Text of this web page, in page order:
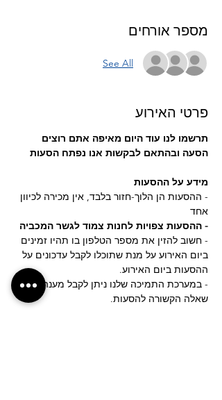
מספר אורחים
See All
פרטי האירוע
תרשמו לנו עוד היום מאיפה אתם רוצים
הסעה ובהתאם לבקשות אנו נפתח הסעות
מידע על ההסעות
- ההסעות הן הלוך-חזור בלבד, אין מכירה לכיוון
אחד
- ההסעות צפויות לחנות צמוד לגשר המכביה
- חשוב להזין את מספר הטלפון בו תהיו זמינים
ביום האירוע על מנת שתוכלו לקבל עדכונים על
ההסעות ביום האירוע.
- במערכת התמיכה שלנו ניתן לקבל מענה לכל
שאלה הקשורה להסעות.